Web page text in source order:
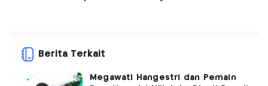
Berita Terkait
Megawati Hangestri dan Pemain